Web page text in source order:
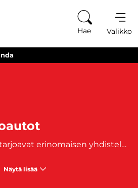
Hae Valikko
Honda-vaihtoautot tarjoavat erinomaisen yhdistelmän laatua, luotettavuutta ja monipuolisuutta. Honda on tunnettu automerkki, joka on vakiinnuttanut asemansa autoilun maailmassa kestävyytensä ja innovatiivisten ominaisuuksiensa ansiosta. Olitpa sitten etsimässä pientä kaupunkiautoa, tilavaa perheautoa tai urheilullista sedan-mallia, Hondan valikoimasta löytyy vaihtoehto jokaiseen tarpeeseen. Honda-vaihtoautot ovat usein varustettu moderneilla turvallisuus- ja mukavuusominaisuuksilla, kuten edistyneillä kuljettajan avustinjärjestelmillä ja intuitiivisilla infotainment-järjestelmillä. Ne tarjoavat myös erinomaisen polttoainetehokkuuden, mikä tekee niistä taloudellisia vaihtoehtoja päivittäiseen ajoon. Honda-mallit, kuten
Näytä lisää